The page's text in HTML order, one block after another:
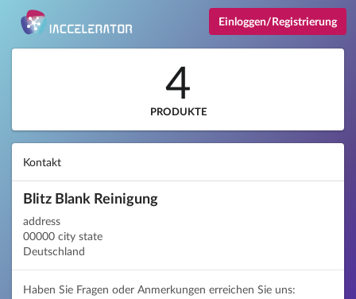
Einloggen/Registrierung
4
PRODUKTE
Kontakt
Blitz Blank Reinigung
address
00000 city state
Deutschland
Haben Sie Fragen oder Anmerkungen erreichen Sie uns: